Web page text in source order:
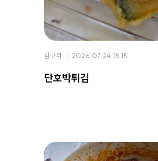
김규리 2026.07.24 18:15
단호박튀김